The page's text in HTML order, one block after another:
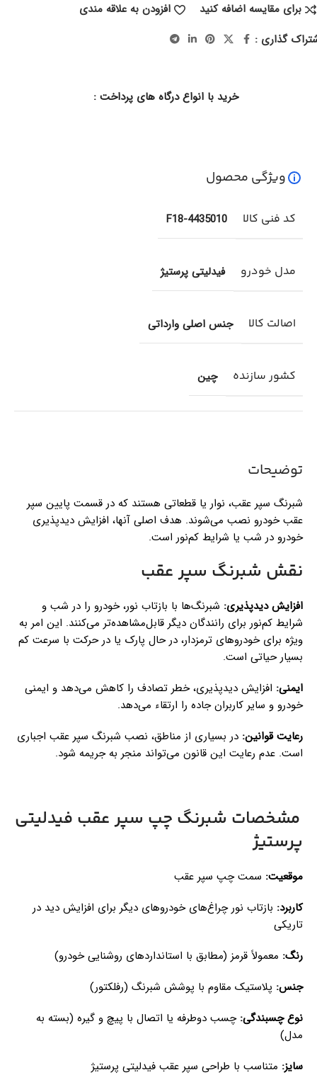
برای مقایسه اضافه کنید
افزودن به علاقه مندی
گذاری :
خرید با انواع درگاه های پرداخت :
توضیحات
شبرنگ سپر عقب، نوار یا قطعاتی هستند که در قسمت پایین سپر
عقب خودرو نصب می‌شوند. هدف اصلی آنها، افزایش دید‌پذیری
خودرو در شب یا شرایط کم‌نور است.
نقش شبرنگ سپر عقب
افزایش دید‌پذیری: شبرنگ‌ها با بازتاب نور، خودرو را در شب و
شرایط کم‌نور برای رانندگان دیگر قابل‌مشاهده‌تر می‌کنند. این امر به
ویژه برای خودروهای ترمزدار، در حال پارک یا در حرکت با سرعت کم
بسیار حیاتی است.
ایمنی: افزایش دید‌پذیری، خطر تصادف را کاهش می‌دهد و ایمنی
خودرو و سایر کاربران جاده را ارتقاء می‌دهد.
رعایت قوانین: در بسیاری از مناطق، نصب شبرنگ سپر عقب اجباری
است. عدم رعایت این قانون می‌تواند منجر به جریمه شود.
مشخصات شبرنگ چپ سپر عقب فیدلیتی
پرستیژ
موقعیت: سمت چپ سپر عقب
کاربرد: بازتاب نور چراغ‌های خودروهای دیگر برای افزایش دید در
تاریکی
رنگ: معمولاً قرمز (مطابق با استانداردهای روشنایی خودرو)
جنس: پلاستیک مقاوم با پوشش شبرنگ (رفلکتور)
نوع چسبندگی: چسب دوطرفه یا اتصال با پیچ و گیره (بسته به
مدل)
سایز: متناسب با طراحی سپر عقب فیدلیتی پرستیژ
ویژگی محصول
کد فنی کالا F18-4435010
مدل خودرو فیدلیتی پرستیژ
اصالت کالا جنس اصلی وارداتی
کشور سازنده چین